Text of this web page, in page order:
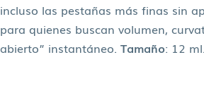
incluso las pestañas más finas sin
para quienes buscan volumen,
abierto” instantáneo. Tamaño: 12 ml.